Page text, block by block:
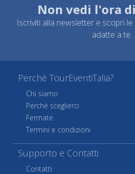
Non vedi l'ora
Iscriviti alla newsletter e scopri
adatte a te.
Perchè TourEventiTalia?
Chi siamo
Perchè sceglierci
Fermate
Termini e condizioni
Supporto e Contatti
Contatti